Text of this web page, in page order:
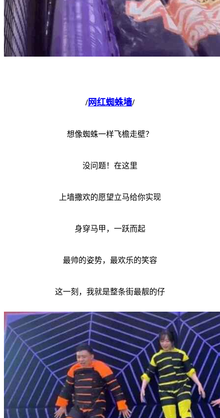
/网红蜘蛛墙/
想像蜘蛛一样飞檐走壁？
没问题！在这里
上墙撒欢的愿望立马给你实现
身穿马甲，一跃而起
最帅的姿势，最欢乐的笑容
这一刻，我就是整条街最靓的仔